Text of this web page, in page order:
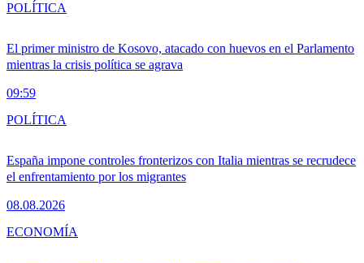
El primer ministro de Kosovo, atacado con huevos en el Parlamento
mientras la crisis política se agrava
09:59
POLÍTICA
España impone controles fronterizos con Italia mientras se recrudece
el enfrentamiento por los migrantes
08.08.2026
POLÍTICA
ECONOMÍA